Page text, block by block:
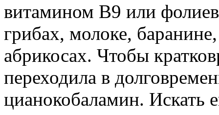
витамином В9 или
грибах, молоке,
абрикосах. Чтобы
переходила в
цианокобаламин. Искать